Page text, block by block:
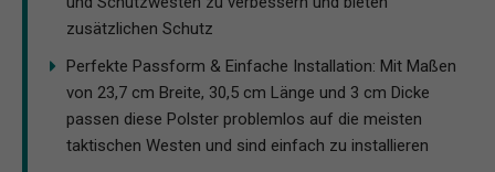
zusätzlichen Schutz
Perfekte Passform & Einfache Installation: Mit Maßen
von 23,7 cm Breite, 30,5 cm Länge und 3 cm Dicke
passen diese Polster problemlos auf die meisten
taktischen Westen und sind einfach zu installieren